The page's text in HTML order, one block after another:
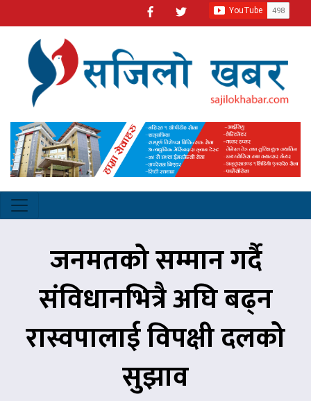
जनमतको सम्मान गर्दै
संविधानभित्रै अघि बढ्न
रास्वपालाई विपक्षी दलको
सुझाव